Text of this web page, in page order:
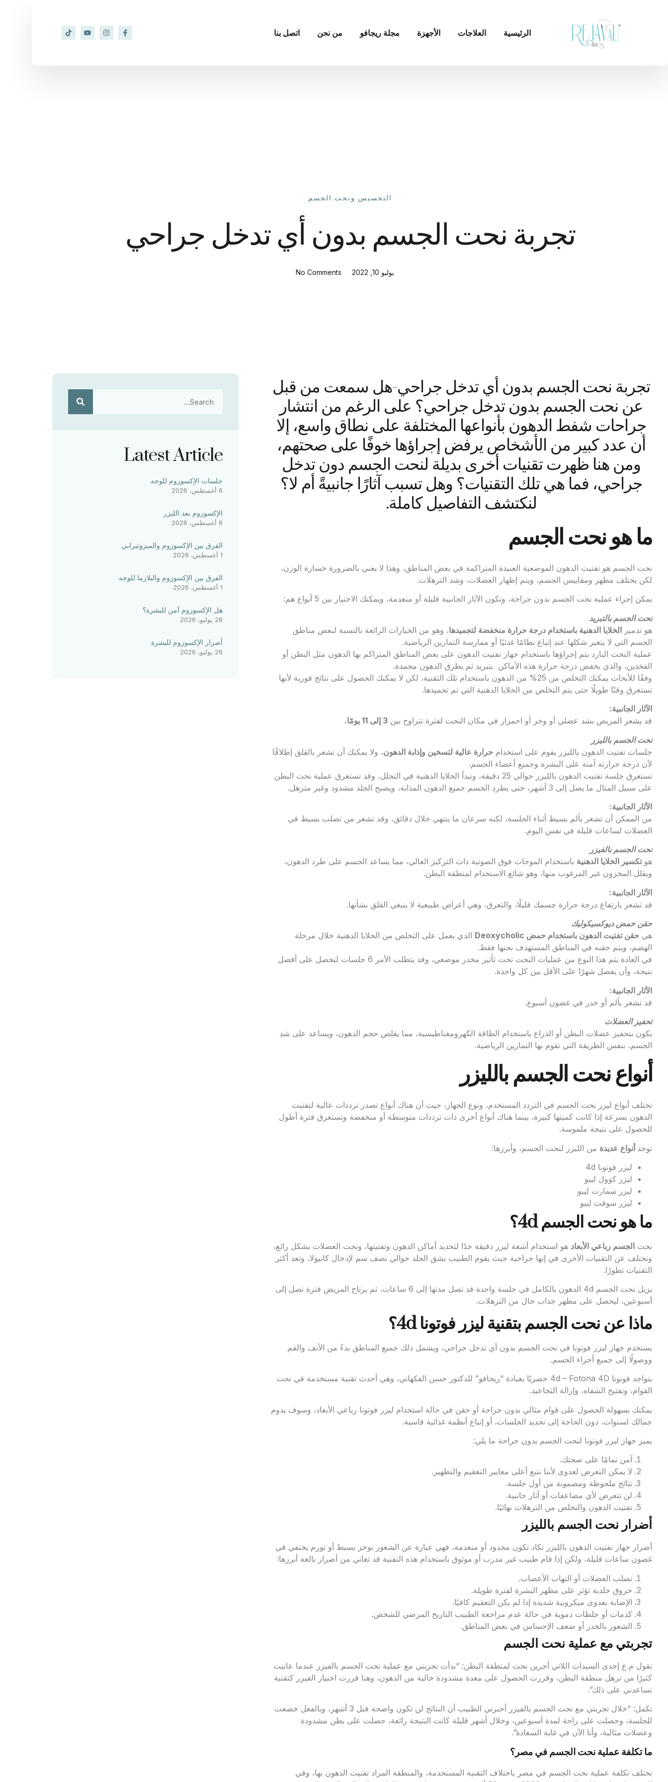
الرئيسية العلاجات الأجهزة مجلة ريجافو من نحن اتصل بنا
التخسيس ونحت الجسم
تجربة نحت الجسم بدون أي تدخل جراحي
يوليو 10, 2022 No Comments
تجربة نحت الجسم بدون أي تدخل جراحي-هل سمعت من قبل
عن نحت الجسم بدون تدخل جراحي؟ على الرغم من انتشار
جراحات شفط الدهون بأنواعها المختلفة على نطاق واسع، إلا
أن عدد كبير من الأشخاص يرفض إجراؤها خوفًا على صحتهم،
ومن هنا ظهرت تقنيات أخرى بديلة لنحت الجسم دون تدخل
جراحي، فما هي تلك التقنيات؟ وهل تسبب آثارًا جانبيةً أم لا؟
لنكتشف التفاصيل كاملة.
ما هو نحت الجسم
نحت الجسم هو تفتيت الدهون الموضعية العنيدة المتراكمة في بعض المناطق، وهذا لا يعني بالضرورة خسارة الوزن،
لكن يختلف مظهر ومقاييس الجسم، ويتم إظهار العضلات، وشد الترهلات.
يمكن إجراء عملية نحت الجسم بدون جراحة، وتكون الآثار الجانبية قليلة أو منعدمة، ويمكنك الاختيار بين 5 أنواع هم:
نحت الجسم بالتبريد
هو تدمير الخلايا الدهنية باستخدام درجة حرارة منخفضة لتجميدها، وهو من الخيارات الرائعة بالنسبة لبعض مناطق
الجسم التي لا يتغير شكلها عند إتباع نظامًا غذئيًا أو ممارسة التمارين الرياضية.
عملية النحت البارد يتم إجراؤها باستخدام جهاز تفتيت الدهون على بعض المناطق المتراكم بها الدهون مثل البطن أو
الفخذين، والذي يخفض درجة حرارة هذه الأماكن بتبريد ثم يطرق الدهون مجمدة.
وفقًا للأبحاث يمكنك التخلص من 25% من الدهون باستخدام تلك التقنية، لكن لا يمكنك الحصول على نتائج فورية لأنها
تستغرق وقتًا طويلًا حتى يتم التخلص من الخلايا الدهنية التي تم تجميدها.
الآثار الجانبية:
قد يشعر المريض بشد عضلي أو وخز أو احمرار في مكان النحت لفترة تتراوح بين 3 إلى 11 يومًا.
نحت الجسم بالليزر
جلسات تفتيت الدهون بالليزر يقوم على استخدام حرارة عالية لتسخين وإذابة الدهون، ولا يمكنك أن تشعر بالقلق إطلاقًا
لأن درجة حرارته آمنة على البشرة وجميع أعضاء الجسم.
تستغرق جلسة تفتيت الدهون بالليزر حوالي 25 دقيقة، وتبدأ الخلايا الدهنية في التحلل، وقد تستغرق عملية نحت البطن
على سبيل المثال ما يصل إلى 3 أشهر، حتى يطرد الجسم جميع الدهون المذابة، ويصبح الجلد مشدود وغير مترهل.
الآثار الجانبية:
من الممكن أن تشعر بألم بسيط أثناء الجلسة، لكنه سرعان ما ينتهي خلال دقائق، وقد تشعر من تصلب بسيط في
العضلات لساعات قليلة في نفس اليوم.
نحت الجسم بالفيزر
هوتكسير الخلايا الدهنية باستخدام الموجات فوق الصوتية ذات التركيز العالي، مما يساعد الجسم على طرد الدهون،
ويقلل المخزون غير المرغوب منها، وهو شائع الاستخدام لمنطقة البطن.
الآثار الجانبية:
قد تشعر بارتفاع درجة حرارة جسمك قليلًا، والتعرق، وهي أعراض طبيعية لا ينبغي القلق بشأنها.
حقن حمض ديوكسيكوليك
هي حقن تفتيت الدهون باستخدام حمض Deoxycholic
الذي يعمل على التخلص من الخلايا الدهنية خلال مرحلة
الهضم، ويتم حقنه في المناطق المستهدف نحتها فقط.
في العادة يتم هذا النوع من عمليات النحت تحت تأثير مخدر موضعي، وقد يتطلب الأمر 6 جلسات لتحصل على أفضل
نتيجة، وأن يفصل شهرًا على الأقل بين كل واحدة.
الآثار الجانبية:
قد تشعر بألم أو خدر في غضون أسبوع.
تحفيز العضلات
يكون بتحفيز عضلات البطن أو الذراع باستخدام الطاقة الكهرومغناطيسية، مما يقلص حجم الدهون، ويساعد على شد
الجسم، بنفس الطريقة التي تقوم بها التمارين الرياضية.
أنواع نحت الجسم بالليزر
تختلف أنواع ليزر نحت الجسم في التردد المستخدم، ونوع الجهاز، حيث أن هناك أنواع تصدر ترددات عالية لتفتيت
الدهون بسرعة إذا كانت كميتها كبيرة، بينما هناك أنواع أخرى ذات ترددات متوسطة أو منخفضة وتستغرق فترة أطول
للحصول على نتيجة ملموسة.
توجد أنواع عديدة من الليزر لنحت الجسم، وأبرزها:
ليزر فوتونا 4d
ليزر كوول ليبو
ليزر سمارت ليبو
ليزر سوفت ليبو
ما هو نحت الجسم 4d؟
نحت الجسم رباعي الأبعاد هو استخدام أشعة ليزر دقيقة جدًا لتحديد أماكن الدهون وتفتيتها، ونحت العضلات بشكل رائع،
وتختلف عن التقنيات الأخرى في إنها جراحية حيث يقوم الطبيب بشق الجلد حوالي نصف سم لإدخال كانيولا، وتعد أكثر
التقنيات تطورًا.
يزيل نحت الجسم 4d الدهون بالكامل في جلسة واحدة قد تصل مدتها إلى 6 ساعات، ثم يرتاح المريض فترة تصل إلى
أسبوعين، ليحصل على مظهر جذاب خال من الترهلات.
ماذا عن نحت الجسم بتقنية ليزر فوتونا 4d؟
يستخدم جهاز ليزر فوتونا في نحت الجسم بدون أي تدخل جراحي، ويشمل ذلك جميع المناطق بدءً من الأنف والفم
ووصولًا إلى جميع أجزاء الجسم.
يتواجد فوتونا 4d – Fotona 4D
حصريًا بعيادة “ريجافو” للدكتور حسن الفكهاني، وهي أحدث تقنية مستخدمة في نحت
القوام، وتفتيح الشفاه، وإزالة التجاعيد.
يمكنك بسهولة الحصول على قوام مثالي بدون جراحة أو حقن في حالة استخدام ليزر فوتونا رباعي الأبعاد، وسوف يدوم
جمالك لسنوات، دون الحاجة إلى تجديد الجلسات، أو إتباع أنظمة غذائية قاسية.
يميز جهاز ليزر فوتونا لنحت الجسم بدون جراحة ما يلي:
آمن تمامًا على صحتك.
لا يمكن التعرض لعدوى لأننا نتبع أعلى معايير التعقيم والتطهير.
نتائج ملحوظة ومضمونة من أول جلسة.
لن تتعرض لأي مضاعفات أو آثار جانبية.
تفتيت الدهون والتخلص من الترهلات نهائيًا.
أضرار نحت الجسم بالليزر
أضرار جهاز تفتيت الدهون بالليزر تكاد تكون محدود أو منعدمة، فهي عبارة عن الشعور بوخز بسيط أو تورم يختفي في
غضون ساعات قليلة، ولكن إذا قام طبيب غير مدرب أو موثوق باستخدام هذه التقنية قد تعاني من أضرار بالغة أبرزها:
تصلب العضلات أو التهاب الأعصاب.
حروق جلدية تؤثر على مظهر البشرة لفترة طويلة.
الإصابة بعدوى ميكروبية شديدة إذا لم يكن التعقيم كافيًا.
كدمات أو جلطات دموية في حالة عدم مراجعة الطبيب التاريخ المرضي للشخص.
الشعور بالخدر أو ضعف الإحساس في بعض المناطق.
تجربتي مع عملية نحت الجسم
تقول م.ع إحدى السيدات اللاتي أجرين نحت لمنطقة البطن: “بدأت تجربتي مع عملية نحت الجسم بالفيزر عندما عانيت
كثيرًا من ترهل منطقة البطن، وقررت الحصول على معدة مشدودة خالية من الدهون، وهنا قررت اختيار الفيزر كتقنية
تساعدني على ذلك”.
تكمل: “خلال تجربتي مع نحت الجسم بالفيزر أخبرني الطبيب أن النتائج لن تكون واضحة قبل 3 أشهر، وبالفعل خضعت
للجلسة، وحصلت على راحة لمدة أسبوعين، وخلال أشهر قليلة كانت النتيجة رائعة، حصلت على بطن مشدودة
وعضلات مثالية، وأنا الآن في غاية السعادة”.
ما تكلفة عملية نحت الجسم في مصر؟
تختلف تكلفة عملية نحت الجسم في مصر باختلاف التقنية المستخدمة، والمنطقة المراد تفتيت الدهون بها، وفي
Latest Article
جلسات الإكسوزوم للوجه
6 أغسطس، 2026
الإكسوزوم بعد الليزر
6 أغسطس، 2026
الفرق بين الإكسوزوم والميزوثيرابي
1 أغسطس، 2026
الفرق بين الإكسوزوم والبلازما للوجه
1 أغسطس، 2026
هل الإكسوزوم آمن للبشرة؟
28 يوليو، 2026
أضرار الإكسوزوم للبشرة
26 يوليو، 2026